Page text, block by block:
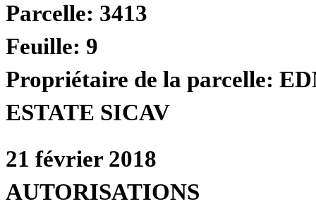
Parcelle: 3413
Feuille: 9
Propriétaire de la parcelle:
ESTATE SICAV
21 février 2018
AUTORISATIONS